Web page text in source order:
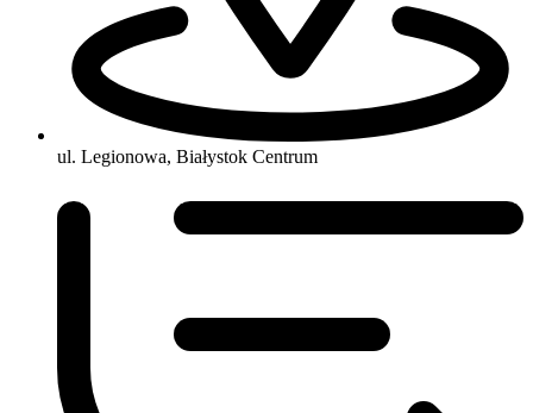
ul. Legionowa, Białystok Centrum